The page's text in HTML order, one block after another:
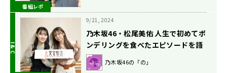
番組レポ
9/21, 2024
乃木坂46・松尾美佑 人生で初めてポ
ンデリングを食べたエピソードを語
る
乃木坂46の「の」